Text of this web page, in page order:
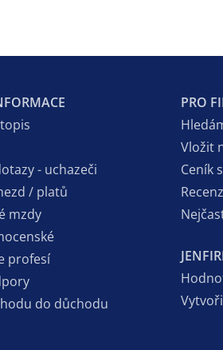
- uchazeči
/ platů
mzdy
profesí
do důchodu
PRO
Vložit
Ceník